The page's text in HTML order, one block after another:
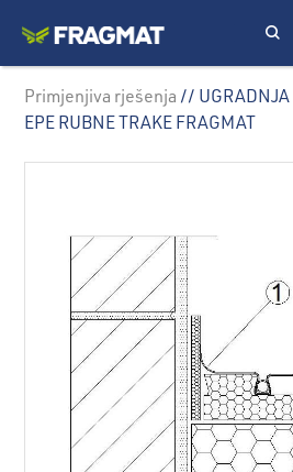
Primjenjiva rješenja // UGRADNJA
EPE RUBNE TRAKE FRAGMAT